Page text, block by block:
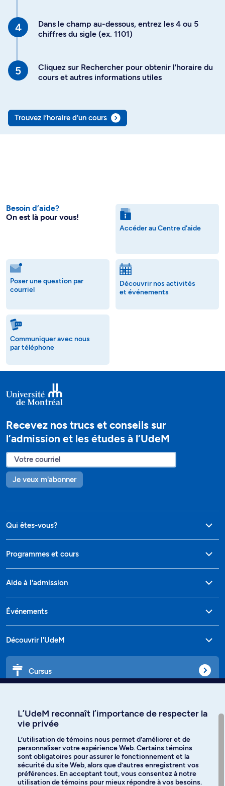
Dans le champ au-dessous, entrez les 4 ou 5
chiffres du sigle (ex. 1101)
Cliquez sur Rechercher pour obtenir l’horaire du
cours et autres informations utiles
Trouvez l’horaire d’un cours
Besoin d’aide?
On est là pour vous!
Accéder au Centre d'aide
Poser une question par
courriel
Découvrir nos activités
et événements
Communiquer avec nous
par téléphone
Recevez nos trucs et conseils sur
l’admission et les études à l’UdeM
Je veux m'abonner
Qui êtes-vous?
Programmes et cours
Aide à l'admission
Événements
Découvrir l'UdeM
Cursus
Langues
Facebook Instagram
L’UdeM reconnaît l’importance de respecter la
vie privée
L’utilisation de témoins nous permet d’améliorer et de
personnaliser votre expérience Web. Certains témoins
sont obligatoires pour assurer le fonctionnement et la
sécurité du site Web, alors que d’autres enregistrent vos
préférences. En acceptant tout, vous consentez à notre
utilisation de témoins pour mieux répondre à vos besoins.